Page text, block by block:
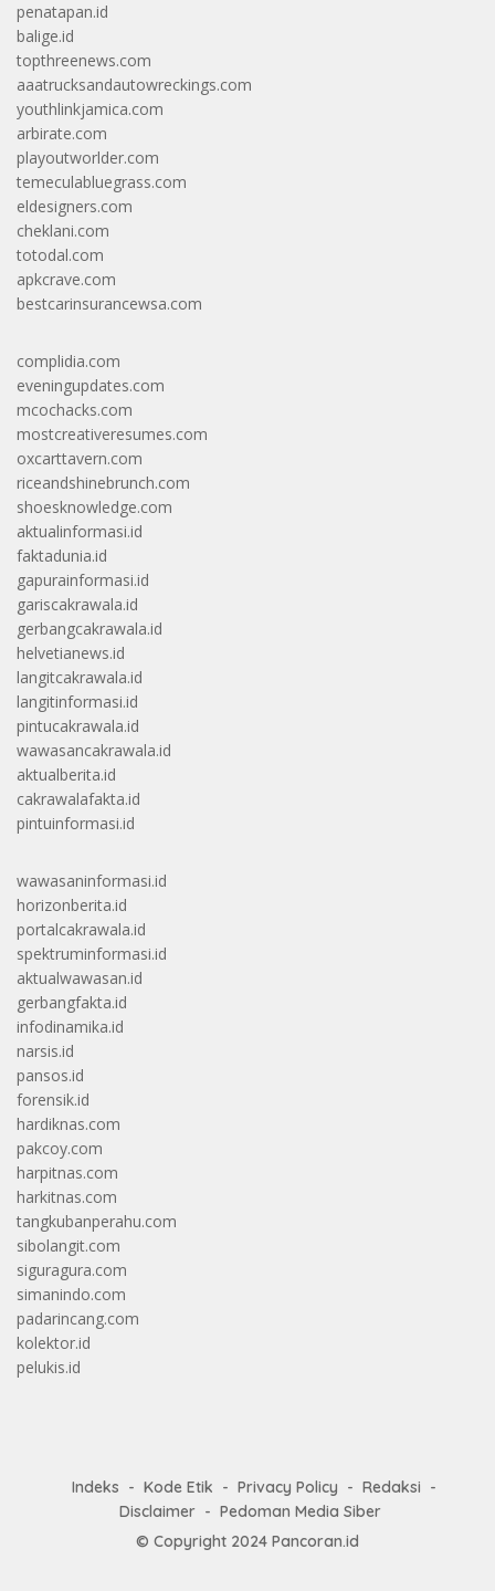
penatapan.id
balige.id
topthreenews.com
aaatrucksandautowreckings.com
youthlinkjamica.com
arbirate.com
playoutworlder.com
temeculabluegrass.com
eldesigners.com
cheklani.com
totodal.com
apkcrave.com
bestcarinsurancewsa.com
complidia.com
eveningupdates.com
mcochacks.com
mostcreativeresumes.com
oxcarttavern.com
riceandshinebrunch.com
shoesknowledge.com
aktualinformasi.id
faktadunia.id
gapurainformasi.id
gariscakrawala.id
gerbangcakrawala.id
helvetianews.id
langitcakrawala.id
langitinformasi.id
pintucakrawala.id
wawasancakrawala.id
aktualberita.id
cakrawalafakta.id
pintuinformasi.id
wawasaninformasi.id
horizonberita.id
portalcakrawala.id
spektruminformasi.id
aktualwawasan.id
gerbangfakta.id
infodinamika.id
narsis.id
pansos.id
forensik.id
hardiknas.com
pakcoy.com
harpitnas.com
harkitnas.com
tangkubanperahu.com
sibolangit.com
siguragura.com
simanindo.com
padarincang.com
kolektor.id
pelukis.id
Indeks Kode Etik Privacy Policy
Redaksi
Disclaimer
Pedoman Media Siber
© Copyright 2024 Pancoran.id